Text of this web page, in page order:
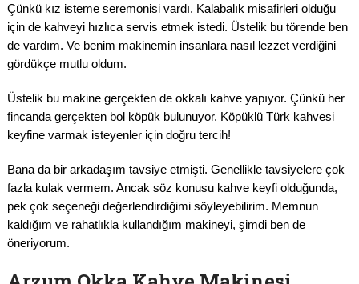
Çünkü kız isteme seremonisi vardı. Kalabalık misafirleri olduğu
için de kahveyi hızlıca servis etmek istedi. Üstelik bu törende ben
de vardım. Ve benim makinemin insanlara nasıl lezzet verdiğini
gördükçe mutlu oldum.
Üstelik bu makine gerçekten de okkalı kahve yapıyor. Çünkü her
fincanda gerçekten bol köpük bulunuyor. Köpüklü Türk kahvesi
keyfine varmak isteyenler için doğru tercih!
Bana da bir arkadaşım tavsiye etmişti. Genellikle tavsiyelere çok
fazla kulak vermem. Ancak söz konusu kahve keyfi olduğunda,
pek çok seçeneği değerlendirdiğimi söyleyebilirim. Memnun
kaldığım ve rahatlıkla kullandığım makineyi, şimdi ben de
öneriyorum.